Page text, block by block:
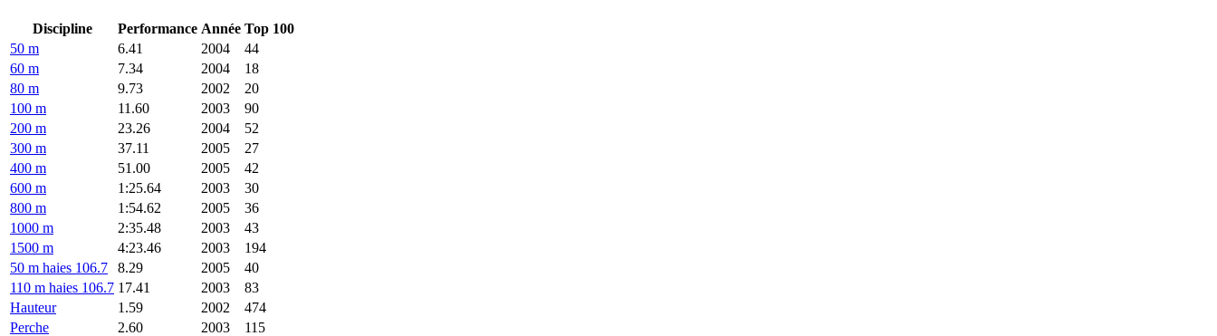
Discipline Performance Année Top 100
50 m
6.41 2004
44
60 m
7.34 2004
18
80 m
9.73 2002
20
100 m
11.60 2003
90
200 m
23.26 2004
52
300 m
37.11 2005
27
400 m
51.00 2005
42
600 m
1:25.64 2003
30
800 m
1:54.62 2005
36
1000 m
2:35.48 2003
43
1500 m
4:23.46 2003
194
50 m haies 106.7
8.29 2005
40
110 m haies 106.7 17.41 2003
83
Hauteur
1.59 2002
474
Perche
2.60 2003
115